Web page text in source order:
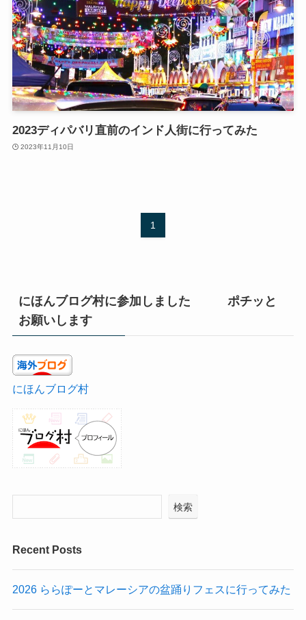
2023ディパバリ直前のインド人街に行ってみた
2023年11月10日
1
にほんブログ村に参加しました ポチッと
お願いします
にほんブログ村
検索
Recent Posts
2026 ららぽーとマレーシアの盆踊りフェスに行ってみた